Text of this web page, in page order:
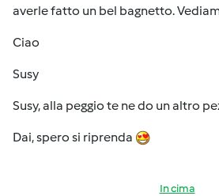
averle fatto un bel bagnetto.
Ciao
Susy
Susy, alla peggio te ne do un altro
Dai, spero si riprenda
In cima